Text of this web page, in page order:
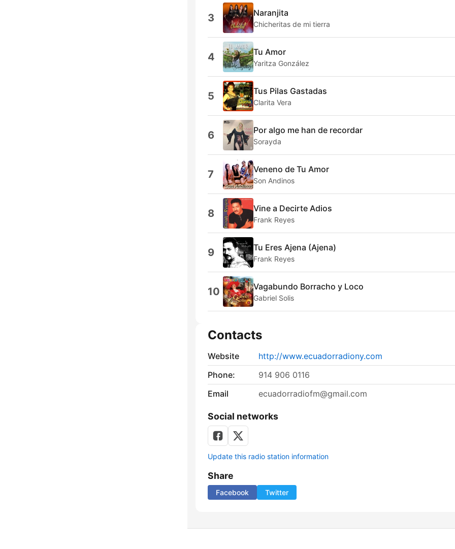
3 Naranjita
Chicheritas de mi tierra
4 Tu Amor
Yaritza González
5 Tus Pilas Gastadas
Clarita Vera
6 Por algo me han de recordar
Sorayda
7 Veneno de Tu Amor
Son Andinos
8 Vine a Decirte Adios
Frank Reyes
9 Tu Eres Ajena (Ajena)
Frank Reyes
10 Vagabundo Borracho y Loco
Gabriel Solis
Contacts
Website
http://www.ecuadorradiony.com
Phone:
914 906 0116
Email
ecuadorradiofm@gmail.com
Social networks
Update this radio station information
Share
Facebook Twitter